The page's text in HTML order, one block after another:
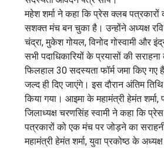
महेश शर्मा ने कहा कि प्रेस क्लब
सशक्त मंच बन चुका है। उन्होंने अध्यक्ष
चंद्रा, मुकेश गोयल, विनोद गोस्वामी और
सभी पदाधिकारियों के प्रयासों की
फिलहाल 30 सदस्यता फॉर्म जमा किए
जल्द ही दिए जाएंगे। इस दौरान अंतिम
किया गया। आइमा के महामंत्री हेमंत
जिलाध्यक्ष चरणसिंह स्वामी ने कहा कि
पत्रकारों को एक मंच पर जोड़ने का
महामंत्री हेमंत शर्मा, युवा प्रकोष्ठ के